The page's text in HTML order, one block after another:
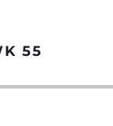
55